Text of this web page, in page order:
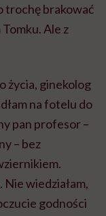
trochę brakować
Ale z
życia, ginekolog
na fotelu do
pan profesor –
– bez
wiedziałam,
godności